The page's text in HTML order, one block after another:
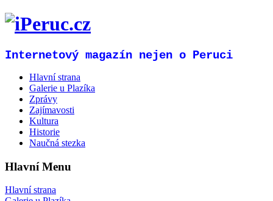
Internetový magazín nejen o Peruci
Hlavní strana
Galerie u Plazíka
Zprávy
Zajímavosti
Kultura
Historie
Naučná stezka
Hlavní Menu
Hlavní strana